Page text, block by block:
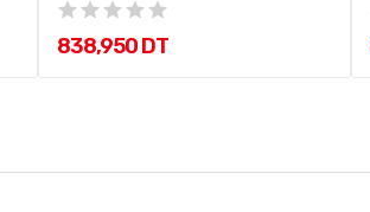
838,950 DT